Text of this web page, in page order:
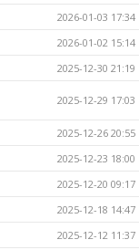
2026-01-03 17:34
2026-01-02 15:14
2025-12-30 21:19
2025-12-29 17:03
2025-12-26 20:55
2025-12-23 18:00
2025-12-20 09:17
2025-12-18 14:47
2025-12-12 11:37